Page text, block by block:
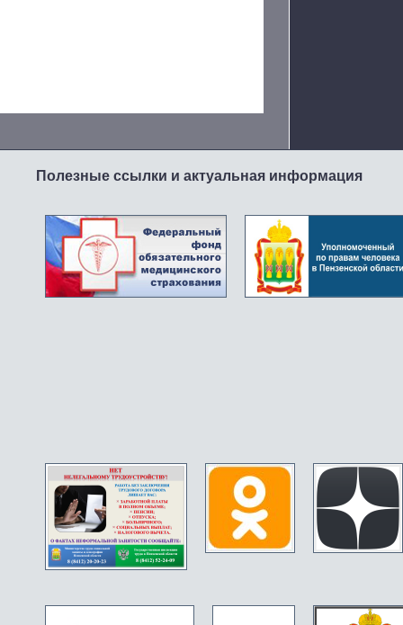
Полезные ссылки и актуальная информация